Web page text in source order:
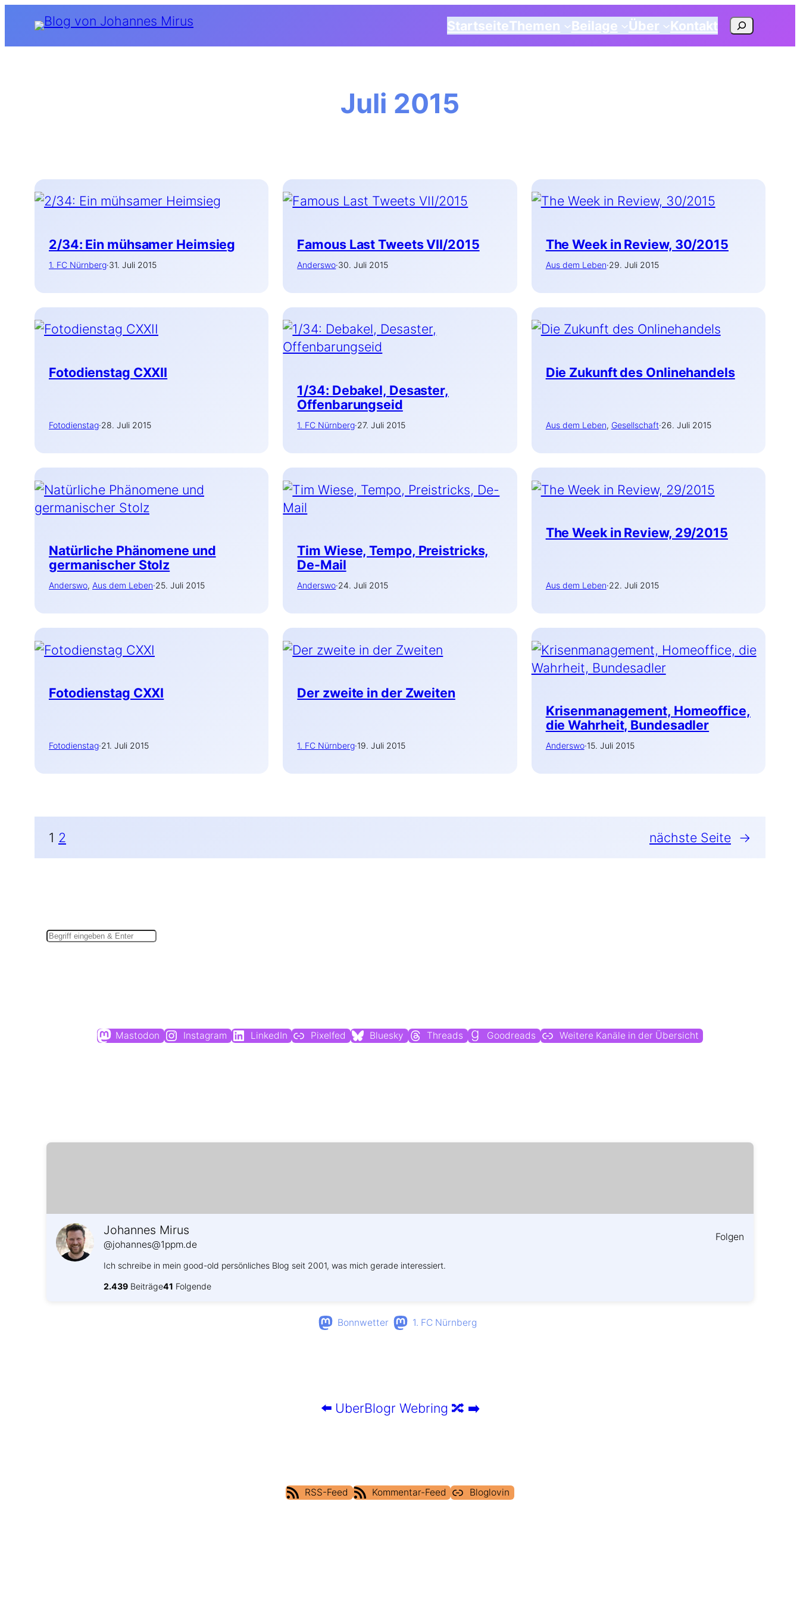
Inhalt
springen
StartseiteThemen Beilage Über Kontakt Suchen
Juli 2015
2/34: Ein mühsamer Heimsieg
1. FC Nürnberg·31. Juli 2015
Famous Last Tweets VII/2015
Anderswo·30. Juli 2015
The Week in Review, 30/2015
Aus dem Leben·29. Juli 2015
Fotodienstag CXXII
Fotodienstag·28. Juli 2015
1/34: Debakel, Desaster,
Offenbarungseid
1. FC Nürnberg·27. Juli 2015
Die Zukunft des Onlinehandels
Aus dem Leben, Gesellschaft·26. Juli 2015
Natürliche Phänomene und
germanischer Stolz
Anderswo, Aus dem Leben·25. Juli 2015
Tim Wiese, Tempo, Preistricks,
De-Mail
Anderswo·24. Juli 2015
The Week in Review, 29/2015
Aus dem Leben·22. Juli 2015
Fotodienstag CXXI
Fotodienstag·21. Juli 2015
Der zweite in der Zweiten
1. FC Nürnberg·19. Juli 2015
Krisenmanagement, Homeoffice,
die Wahrheit, Bundesadler
Anderswo·15. Juli 2015
1 2 nächste Seite →
Mastodon Instagram LinkedIn Pixelfed Bluesky Threads Goodreads Weitere Kanäle in der Übersicht
Johannes Mirus
@johannes@1ppm.de
Folgen
Ich schreibe in mein good-old persönliches Blog seit 2001, was mich gerade interessiert.
2.439 Beiträge41 Folgende
Bonnwetter 1. FC Nürnberg
⬅️ UberBlogr Webring 🔀 ➡️
RSS-Feed Kommentar-Feed Bloglovin